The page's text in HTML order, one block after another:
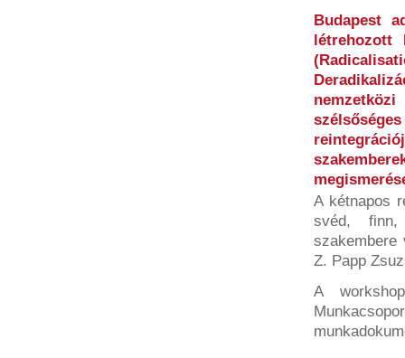
Budapest
létrehozott
A kétnapos
svéd,
szakembere
Z. Papp
A